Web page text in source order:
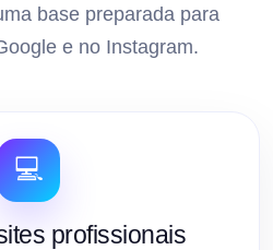
base preparada para
e no Instagram.
💻
profissionais